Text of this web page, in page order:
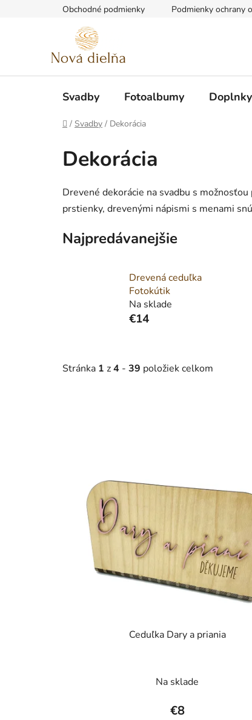
Obchodné podmienky Podmienky ochrany
Svadby Fotoalbumy
Domov
/ Svadby / Dekorácia
Dekorácia
Drevené dekorácie na svadbu s
prstienky, drevenými nápismi s menami
Najpredávanejšie
Drevená ceduľka
Fotokútik
Na sklade
€14
Stránka 1 z4 - 39 položiek celkom
Ceduľka Dary a priania
Na sklade
€8